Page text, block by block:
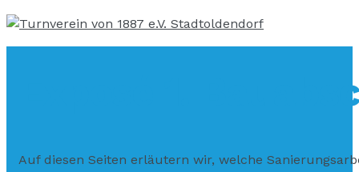
Exposé 1.
Auf diesen Seiten erläutern wir, welche